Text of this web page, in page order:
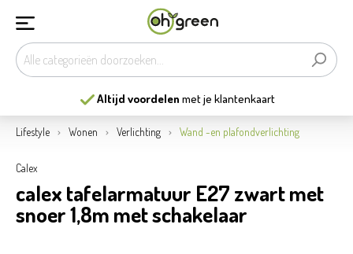
Altijd voordelen met je klantenkaart
Lifestyle Wonen Verlichting Wand -en plafondverlichting
Calex
calex tafelarmatuur E27 zwart met
snoer 1,8m met schakelaar